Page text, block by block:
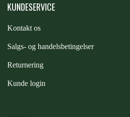
KUNDESERVICE
Kontakt os
Salgs- og handelsbetingelser
Returnering
Kunde login